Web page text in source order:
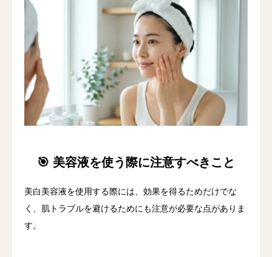
🎯 美容液を使う際に注意すべきこと
美白美容液を使用する際には、効果を得るためだけでな
く、肌トラブルを避けるためにも注意が必要な点がありま
す。